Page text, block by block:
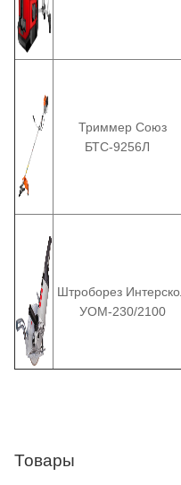
Триммер Союз
БТС-9256Л
Штроборез
УОМ-230/2100
Товары